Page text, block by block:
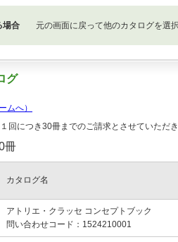
場合 元の画面に戻って他のカタログを選
グ
ムへ）
回につき30冊までのご請求とさせていただ
冊
カタログ名
アトリエ・クラッセ コンセプトブック
問い合わせコード：1524210001